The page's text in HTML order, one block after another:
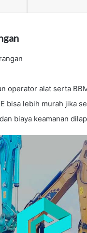
operator alat serta
bisa lebih murah jika
biaya keamanan